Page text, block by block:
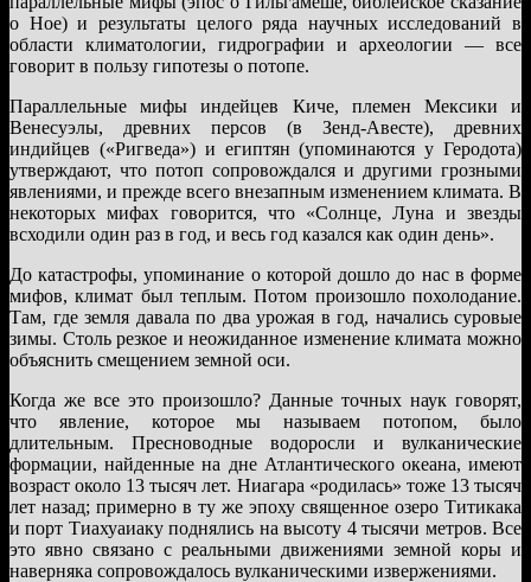
о Ное) и результаты целого ряда научных исследований в
области климатологии, гидрографии и археологии — все
говорит в пользу гипотезы о потопе.
Параллельные мифы индейцев Киче, племен Мексики и
Венесуэлы, древних персов (в Зенд-Авесте), древних
индийцев («Ригведа») и египтян (упоминаются у Геродота)
утверждают, что потоп сопровождался и другими грозными
явлениями, и прежде всего внезапным изменением климата. В
некоторых мифах говорится, что «Солнце, Луна и звезды
всходили один раз в год, и весь год казался как один день».
До катастрофы, упоминание о которой дошло до нас в форме
мифов, климат был теплым. Потом произошло похолодание.
Там, где земля давала по два урожая в год, начались суровые
зимы. Столь резкое и неожиданное изменение климата можно
объяснить смещением земной оси.
Когда же все это произошло? Данные точных наук говорят,
что явление, которое мы называем потопом, было
длительным. Пресноводные водоросли и вулканические
формации, найденные на дне Атлантического океана, имеют
возраст около 13 тысяч лет. Ниагара «родилась» тоже 13 тысяч
лет назад; примерно в ту же эпоху священное озеро Титикака
и порт Тиахуаиаку поднялись на высоту 4 тысячи метров. Все
это явно связано с реальными движениями земной коры и
наверняка сопровождалось вулканическими извержениями.